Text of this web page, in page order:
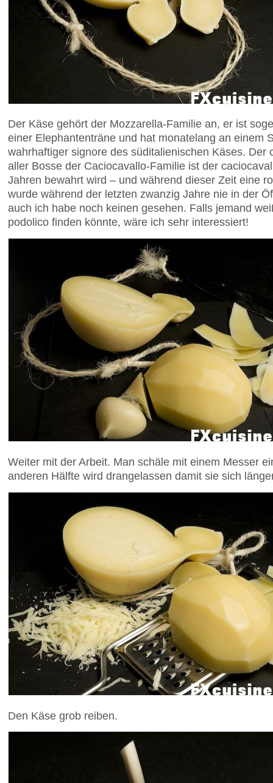
Der Käse gehört der Mozzarella-Familie an, er ist
einer Elephantenträne und hat monatelang an einem
wahrhaftiger signore des süditalienischen Käses. Der
aller Bosse der Caciocavallo-Familie ist der
Jahren bewahrt wird – und während dieser Zeit eine
wurde während der letzten zwanzig Jahre nie in der
auch ich habe noch keinen gesehen. Falls jemand
podolico finden könnte, wäre ich sehr interessiert!
Weiter mit der Arbeit. Man schäle mit einem Messer
anderen Hälfte wird drangelassen damit sie sich
Den Käse grob reiben.